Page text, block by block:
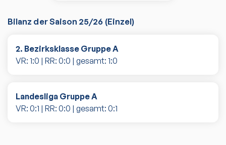
Bilanz der Saison 25/26 (Einzel)
2. Bezirksklasse Gruppe A
VR: 1:0 | RR: 0:0 | gesamt: 1:0
Landesliga Gruppe A
VR: 0:1 | RR: 0:0 | gesamt: 0:1